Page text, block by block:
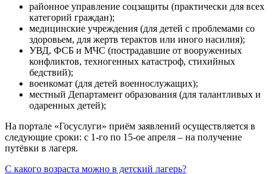
районное управление соцзащиты (практически для всех
категорий граждан);
медицинские учреждения (для детей с проблемами со
здоровьем, для жертв терактов или иного насилия);
УВД, ФСБ и МЧС (пострадавшие от вооруженных
конфликтов, техногенных катастроф, стихийных
бедствий);
военкомат (для детей военнослужащих);
местный Департамент образования (для талантливых и
одаренных детей);
На портале «Госуслуги» приём заявлений осуществляется в
следующие сроки: с 1-го по 15-ое апреля – на получение
путёвки в лагеря.
С какого возраста можно в детский лагерь?